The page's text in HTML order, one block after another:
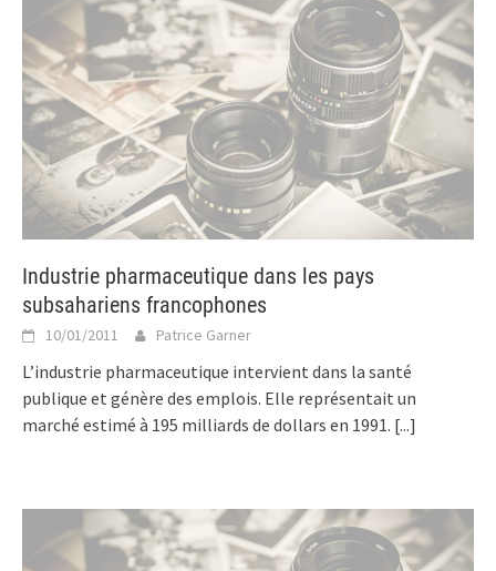
Industrie pharmaceutique dans les pays
subsahariens francophones
10/01/2011 Patrice Garner
L’industrie pharmaceutique intervient dans la santé
publique et génère des emplois. Elle représentait un
marché estimé à 195 milliards de dollars en 1991. [...]